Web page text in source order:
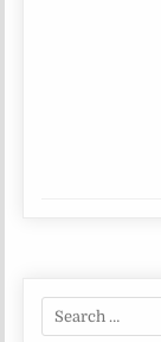
Search
for: